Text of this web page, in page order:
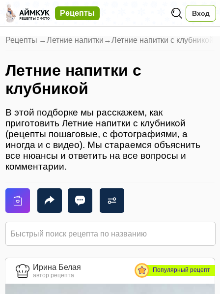
Рецепты Вход
Рецепты →Летние напитки →Летние напитки с клубникой
Летние напитки с
клубникой
В этой подборке мы расскажем, как
приготовить Летние напитки с клубникой
(рецепты пошаговые, с фотографиями, а
иногда и с видео). Мы стараемся объяснить
все нюансы и ответить на все вопросы и
комментарии.
Ирина Белая
автор рецепта
Популярный рецепт